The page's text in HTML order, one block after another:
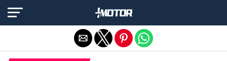
Salir de la versión móvil